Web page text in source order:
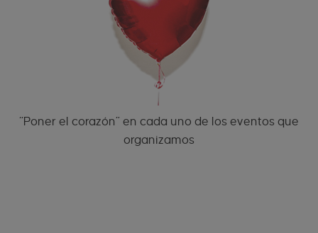
“Poner el corazón” en cada uno de los eventos que
organizamos